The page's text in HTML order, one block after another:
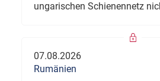
ungarischen Schienennetz
07.08.2026
Rumänien